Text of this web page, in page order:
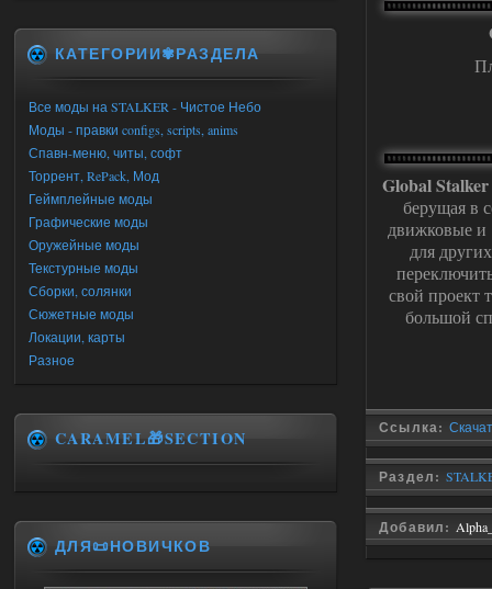
Global
берущая в
движковые и
для
свой проект
большой
Ссылка:
Раздел:
Добавил:
КАТЕГОРИИ✾РАЗДЕЛА
Все моды на STALKER - Чистое Небо
Моды - правки configs, scripts, anims
Спавн-меню, читы, софт
Торрент, RePack, Мод
Геймплейные моды
Графические моды
Оружейные моды
Текстурные моды
Сборки, солянки
Сюжетные моды
Локации, карты
Разное
CARAMEL🎁SECTION
ДЛЯ📜НОВИЧКОВ